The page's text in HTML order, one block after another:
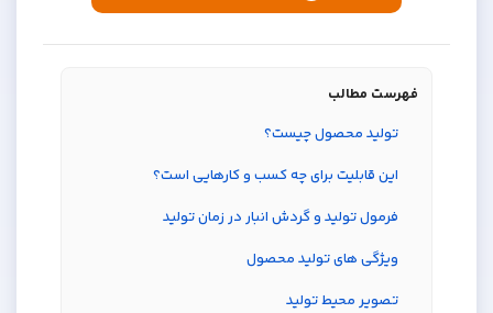
فهرست مطالب
تولید محصول چیست؟
این قابلیت برای چه کسب و کارهایی است؟
فرمول تولید و گردش انبار در زمان تولید
ویژگی های تولید محصول
تصویر محیط تولید